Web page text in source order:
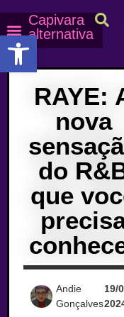
Capivara
alternativa
RAYE:
nova
do
que
Andie
Gonçalves
19/
Abrir a